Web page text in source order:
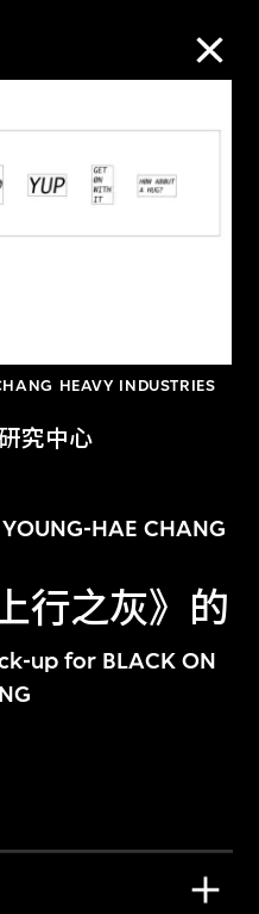
HEAVY INDUSTRIES
究中心
YOUNG-HAE CHANG
行之灰》的
up for BLACK ON
品
二十一世紀視覺